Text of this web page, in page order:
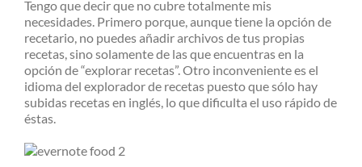
Tengo que decir que no cubre totalmente mis
necesidades. Primero porque, aunque tiene la opción de
recetario, no puedes añadir archivos de tus propias
recetas, sino solamente de las que encuentras en la
opción de “explorar recetas”. Otro inconveniente es el
idioma del explorador de recetas puesto que sólo hay
subidas recetas en inglés, lo que dificulta el uso rápido de
éstas.